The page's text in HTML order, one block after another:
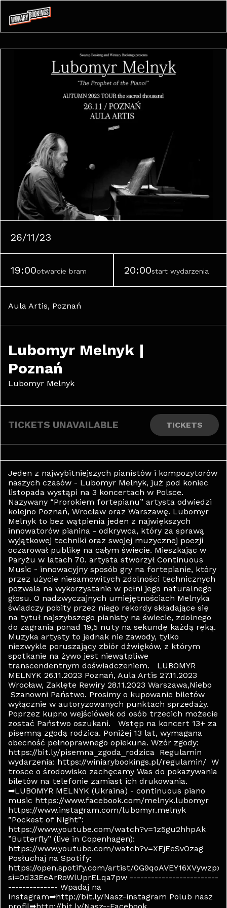
26/11/23
19:00otwarcie bram 20:00start wydarzenia
Aula Artis, Poznań
Lubomyr Melnyk |
Poznań
Lubomyr Melnyk
TICKETS UNAVAILABLE TICKETS
Jeden z najwybitniejszych pianistów i kompozytorów
naszych czasów - Lubomyr Melnyk, już pod koniec
listopada wystąpi na 3 koncertach w Polsce.
Nazywany “Prorokiem fortepianu” artysta odwiedzi
kolejno Poznań, Wrocław oraz Warszawę. Lubomyr
Melnyk to bez wątpienia jeden z największych
innowatorów pianina - odkrywca, który za sprawą
wyjątkowej techniki oraz swojej muzycznej poezji
oczarował publikę na całym świecie. Mieszkając w
Paryżu w latach 70. artysta stworzył Continuous
Music - innowacyjny sposób gry na fortepianie, który
przez użycie niesamowitych zdolności technicznych
pozwala na wykorzystanie w pełni jego naturalnego
głosu. O nadzwyczajnych umiejętnościach Melnyka
świadczy pobity przez niego rekordy składające się
na tytuł najszybszego pianisty na świecie, zdolnego
do zagrania ponad 19,5 nuty na sekundę każdą ręką.
Muzyka artysty to jednak nie zawody, tylko
niezwykle poruszający zbiór dźwięków, z którym
spotkanie na żywo jest niewątpliwe
transcendentnym doświadczeniem. LUBOMYR
MELNYK 26.11.2023 Poznań, Aula Artis 27.11.2023
Wrocław, Zaklęte Rewiry 28.11.2023 Warszawa,Niebo
Szanowni Państwo. Prosimy o kupowanie biletów
wyłącznie w autoryzowanych punktach sprzedaży.
Poprzez kupno wejściówek od osób trzecich możecie
zostać Państwo oszukani. Wstęp na koncert 13+ za
pisemną zgodą rodzica. Poniżej 13 lat, wymagana
obecność pełnoprawnego opiekuna. Wzór zgody:
https://bit.ly/pisemna_zgoda_rodzica Regulamin
wydarzenia: https://winiarybookings.pl/regulamin/ W
trosce o środowisko zachęcamy Was do pokazywania
biletów na telefonie zamiast ich drukowania.
➡LUBOMYR MELNYK (Ukraina) - continuous piano
music https://www.facebook.com/melnyk.lubomyr
https://www.instagram.com/lubomyr.melnyk
”Pockest of Night”:
https://www.youtube.com/watch?v=1z5gu2hhpAk
”Butterfly” (live in Copenhagen):
https://www.youtube.com/watch?v=XEjEeSvOzag
Posłuchaj na Spotify:
https://open.spotify.com/artist/
si=0d33EeArRoWlUprELqa7pw -------------------------
-------------- Wpadaj na
Instagram➡http://bit.ly/Nasz-instagram Polub nasz